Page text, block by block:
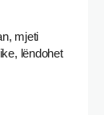
mjeti
lëndohet